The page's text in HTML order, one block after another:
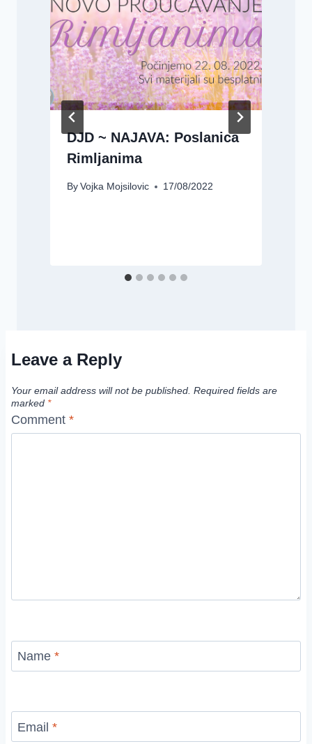
DJD ~ NAJAVA: Poslanica
Rimljanima
ByVojka Mojsilovic 17/08/2022
Leave a Reply
Your email address will not be published. Required fields are
marked *
Comment *
Name *
Email *